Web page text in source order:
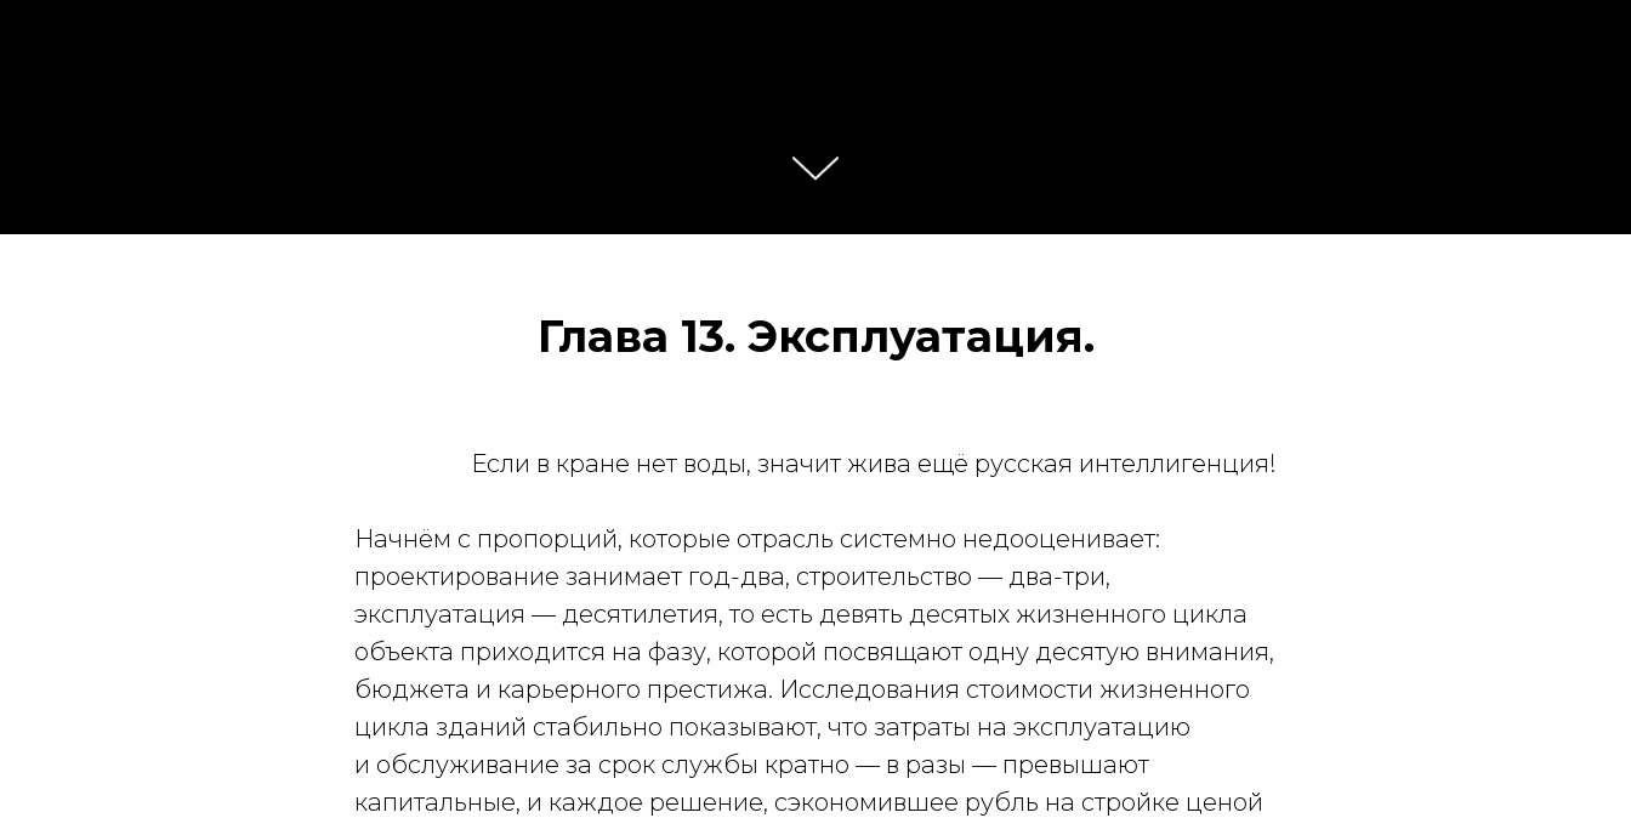
Глава 13. Эксплуатация.
Если в кране нет воды, значит жива ещё русская интеллигенция!
Начнём с пропорций, которые отрасль системно недооценивает:
проектирование занимает год-два, строительство — два-три,
эксплуатация — десятилетия, то есть девять десятых жизненного цикла
объекта приходится на фазу, которой посвящают одну десятую внимания,
бюджета и карьерного престижа. Исследования стоимости жизненного
цикла зданий стабильно показывают, что затраты на эксплуатацию
и обслуживание за срок службы кратно — в разы — превышают
капитальные, и каждое решение, сэкономившее рубль на стройке ценой